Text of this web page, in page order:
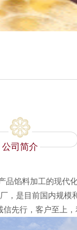
公司简介
馅料加工的现代
，是目前国内规模
先行，客户至上，